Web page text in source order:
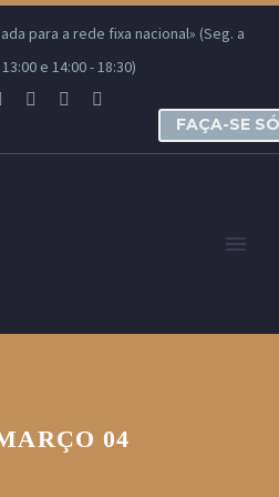
para a rede fixa nacional» (Seg. a
e 14:00 - 18:30)
FAÇA-SE
04